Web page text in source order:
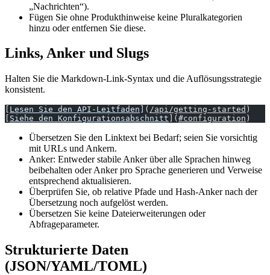
„Nachrichten“).
Fügen Sie ohne Produkthinweise keine Pluralkategorien
hinzu oder entfernen Sie diese.
Links, Anker und Slugs
Halten Sie die Markdown-Link-Syntax und die Auflösungsstrategie
konsistent.
Lesen Sie den API-Leitfaden ]( /api/getting-started )
Siehe den Konfigurationsabschnitt ]( #configuration )
Übersetzen Sie den Linktext bei Bedarf; seien Sie vorsichtig
mit URLs und Ankern.
Anker: Entweder stabile Anker über alle Sprachen hinweg
beibehalten oder Anker pro Sprache generieren und Verweise
entsprechend aktualisieren.
Überprüfen Sie, ob relative Pfade und Hash-Anker nach der
Übersetzung noch aufgelöst werden.
Übersetzen Sie keine Dateierweiterungen oder
Abfrageparameter.
Strukturierte Daten
(JSON/YAML/TOML)